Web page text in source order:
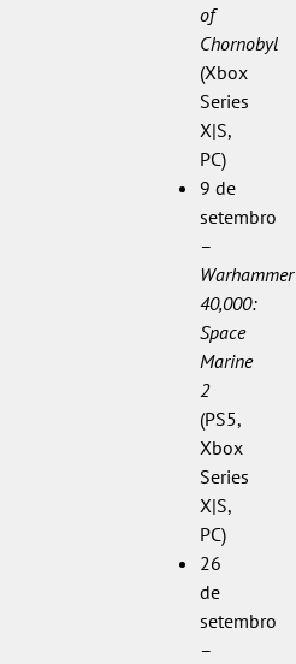
of
Chornobyl
(Xbox
Series
X|S,
PC)
9 de
setembro
–
Warhammer
40,000:
Space
Marine
2
(PS5,
Xbox
Series
X|S,
PC)
26
de
setembro
–